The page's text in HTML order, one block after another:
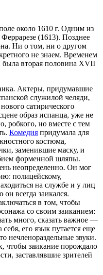
около 1610 г. Одним из
(1613). Позднее
Ни о том, ни о другом
не знаем. Временем
вторая половина XVII
Актеры, придумавшие
служилой челяди,
сатирического
образ испанца, уже не
робкого, но вместе с тем
Комедия придумала для
костюма,
заменившие маску, и
форменной шляпы.
неопределенно. Он мог
полицейскому,
на службе и у лиц
всегда заикался.
в том, чтобы
со своим заиканием:
много, сказать важное —
его язык путается еще
нечленораздельные звуки.
чтобы заикание порождало
заставлявшие зрителей